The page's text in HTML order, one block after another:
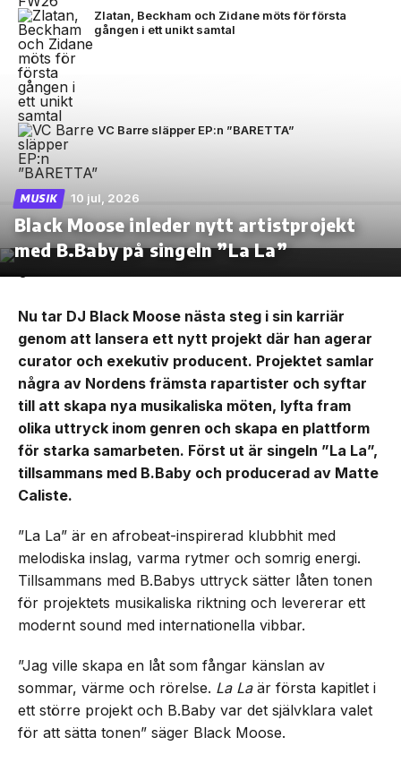
Zlatan, Beckham och Zidane möts för första
gången i ett unikt samtal
VC Barre släpper EP:n ”BARETTA”
MUSIK 10 jul, 2026
Black Moose inleder nytt artistprojekt
med B.Baby på singeln ”La La”
Nu tar DJ Black Moose nästa steg i sin karriär
genom att lansera ett nytt projekt där han agerar
curator och exekutiv producent. Projektet samlar
några av Nordens främsta rapartister och syftar
till att skapa nya musikaliska möten, lyfta fram
olika uttryck inom genren och skapa en plattform
för starka samarbeten. Först ut är singeln ”La La”,
tillsammans med B.Baby och producerad av Matte
Caliste.
”La La” är en afrobeat-inspirerad klubbhit med
melodiska inslag, varma rytmer och somrig energi.
Tillsammans med B.Babys uttryck sätter låten tonen
för projektets musikaliska riktning och levererar ett
modernt sound med internationella vibbar.
”Jag ville skapa en låt som fångar känslan av
sommar, värme och rörelse. La Laär första kapitlet i
ett större projekt och B.Baby var det självklara valet
för att sätta tonen” säger Black Moose.